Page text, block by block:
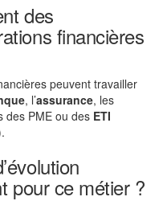
des
financières
peuvent travailler
, l’assurance, les
des PME ou des ETI
pour ce métier ?